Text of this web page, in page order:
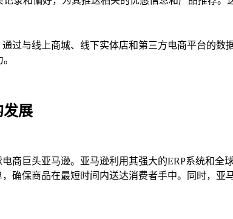
过与线上商城、线下实体店和第三方电商平台的
发展
商巨头亚马逊。亚马逊利用其强大的ERP系统和
确保商品在最短时间内送达消费者手中。同时，